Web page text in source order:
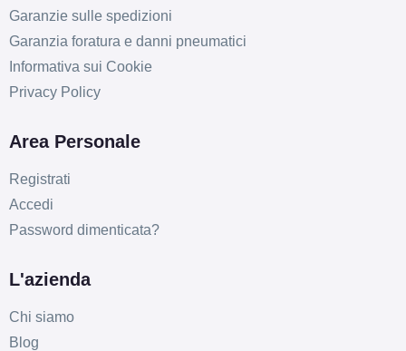
Garanzie sulle spedizioni
Garanzia foratura e danni pneumatici
Informativa sui Cookie
Privacy Policy
Area Personale
Registrati
Accedi
Password dimenticata?
L'azienda
Chi siamo
Blog